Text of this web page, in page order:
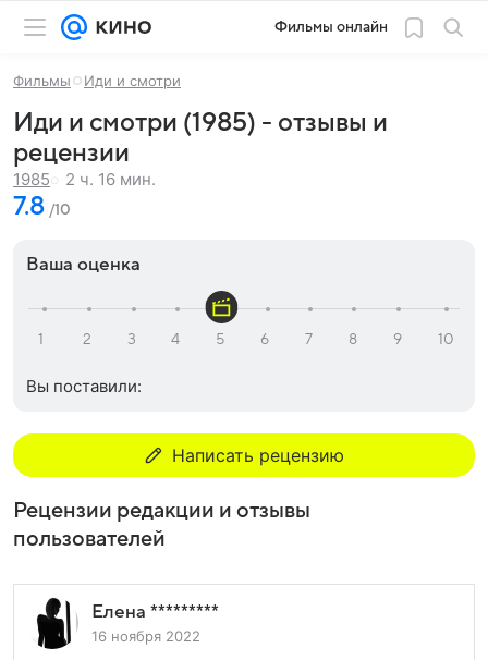
Фильмы онлайн
Фильмы Иди и смотри
Иди и смотри (1985) - отзывы и
рецензии
1985 2 ч. 16 мин.
7.8 /10
Ваша оценка
Вы поставили:
Написать рецензию
Рецензии редакции и отзывы
пользователей
Елена *********
16 ноября 2022